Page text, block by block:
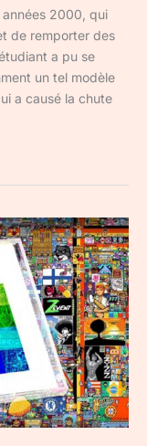
années 2000, qui
de remporter des
a pu se
un tel modèle
a causé la chute